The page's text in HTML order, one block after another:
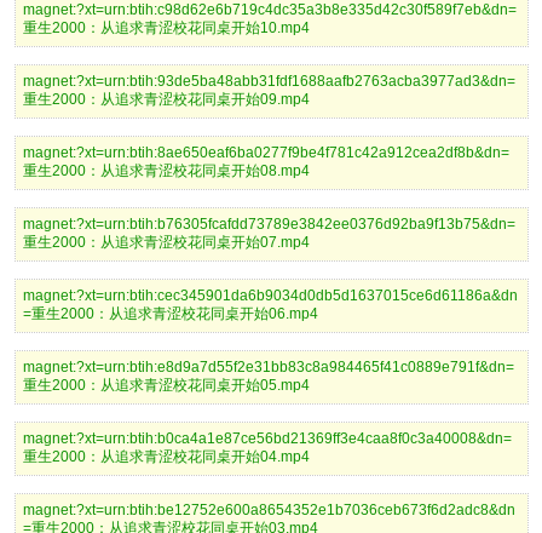
magnet:?xt=urn:btih:c98d62e6b719c4dc35a3b8e335d42c30f589f7eb&dn=
重生2000：从追求青涩校花同桌开始10.mp4
magnet:?xt=urn:btih:93de5ba48abb31fdf1688aafb2763acba3977ad3&dn=
重生2000：从追求青涩校花同桌开始09.mp4
magnet:?xt=urn:btih:8ae650eaf6ba0277f9be4f781c42a912cea2df8b&dn=
重生2000：从追求青涩校花同桌开始08.mp4
magnet:?xt=urn:btih:b76305fcafdd73789e3842ee0376d92ba9f13b75&dn=
重生2000：从追求青涩校花同桌开始07.mp4
magnet:?xt=urn:btih:cec345901da6b9034d0db5d1637015ce6d61186a&dn
=重生2000：从追求青涩校花同桌开始06.mp4
magnet:?xt=urn:btih:e8d9a7d55f2e31bb83c8a984465f41c0889e791f&dn=
重生2000：从追求青涩校花同桌开始05.mp4
magnet:?xt=urn:btih:b0ca4a1e87ce56bd21369ff3e4caa8f0c3a40008&dn=
重生2000：从追求青涩校花同桌开始04.mp4
magnet:?xt=urn:btih:be12752e600a8654352e1b7036ceb673f6d2adc8&dn
=重生2000：从追求青涩校花同桌开始03.mp4